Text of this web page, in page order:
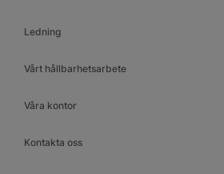
Ledning
Vårt hållbarhetsarbete
Våra kontor
Kontakta oss